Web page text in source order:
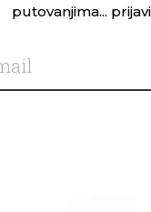
putovanjima...